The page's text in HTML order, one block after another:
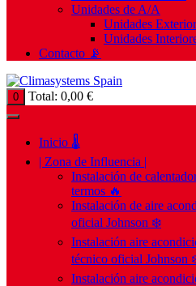
Unidades de A/A
Unidades
Unidades
Contacto 📡
0 Total: 0,00 €
Inicio 🌡️
| Zona de Influencia |
Instalación de
termos 🔥
Instalación de aire
oficial Johnson ❄️
Instalación aire
técnico oficial Johnson
Instalación aire